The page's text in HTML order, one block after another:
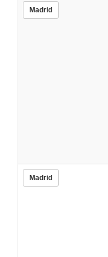
Madrid
Madrid